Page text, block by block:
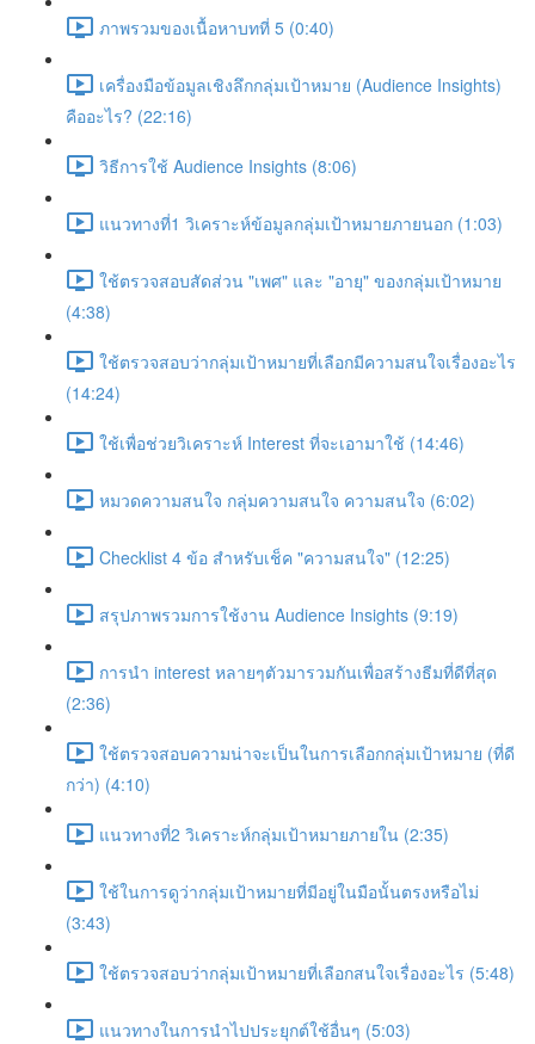
ภาพรวมของเนื้อหาบทที่ 5 (0:40)
เครื่องมือข้อมูลเชิงลึกกลุ่มเป้าหมาย (Audience Insights)
คืออะไร? (22:16)
วิธีการใช้ Audience Insights (8:06)
แนวทางที่1 วิเคราะห์ข้อมูลกลุ่มเป้าหมายภายนอก (1:03)
ใช้ตรวจสอบสัดส่วน "เพศ" และ "อายุ" ของกลุ่มเป้าหมาย
(4:38)
ใช้ตรวจสอบว่ากลุ่มเป้าหมายที่เลือกมีความสนใจเรื่องอะไร
(14:24)
ใช้เพื่อช่วยวิเคราะห์ Interest ที่จะเอามาใช้ (14:46)
หมวดความสนใจ กลุ่มความสนใจ ความสนใจ (6:02)
Checklist 4 ข้อ สำหรับเช็ค "ความสนใจ" (12:25)
สรุปภาพรวมการใช้งาน Audience Insights (9:19)
การนำ interest หลายๆตัวมารวมกันเพื่อสร้างธีมที่ดีที่สุด
(2:36)
ใช้ตรวจสอบความน่าจะเป็นในการเลือกกลุ่มเป้าหมาย (ที่ดี
กว่า) (4:10)
แนวทางที่2 วิเคราะห์กลุ่มเป้าหมายภายใน (2:35)
ใช้ในการดูว่ากลุ่มเป้าหมายที่มีอยู่ในมือนั้นตรงหรือไม่
(3:43)
ใช้ตรวจสอบว่ากลุ่มเป้าหมายที่เลือกสนใจเรื่องอะไร (5:48)
แนวทางในการนำไปประยุกต์ใช้อื่นๆ (5:03)